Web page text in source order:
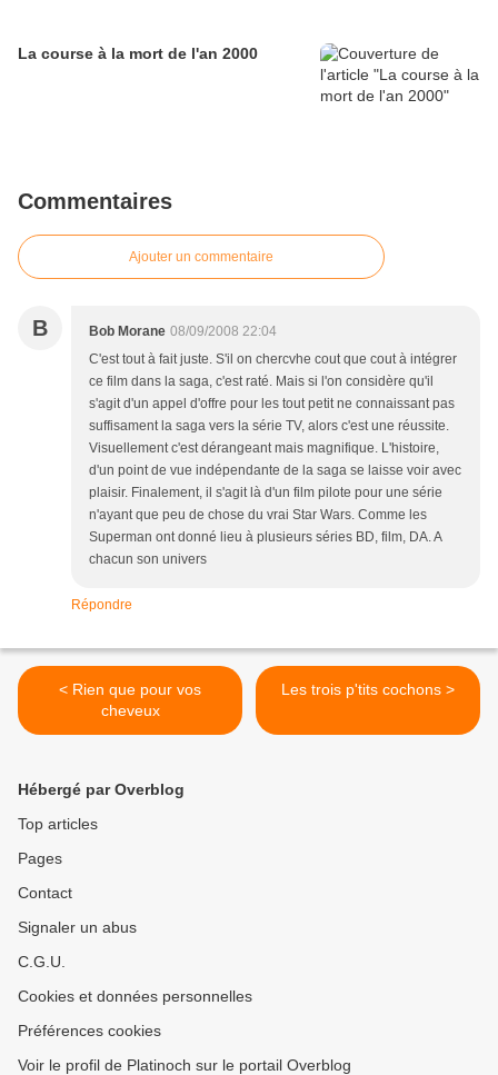
La course à la mort de l'an 2000
Commentaires
Ajouter un commentaire
B Bob Morane 08/09/2008 22:04
C'est tout à fait juste. S'il on chercvhe cout que cout à intégrer
ce film dans la saga, c'est raté. Mais si l'on considère qu'il
s'agit d'un appel d'offre pour les tout petit ne connaissant pas
suffisament la saga vers la série TV, alors c'est une réussite.
Visuellement c'est dérangeant mais magnifique. L'histoire,
d'un point de vue indépendante de la saga se laisse voir avec
plaisir. Finalement, il s'agit là d'un film pilote pour une série
n'ayant que peu de chose du vrai Star Wars. Comme les
Superman ont donné lieu à plusieurs séries BD, film, DA. A
chacun son univers
Répondre
< Rien que pour vos
cheveux
Les trois p'tits cochons >
Hébergé par Overblog
Top articles
Pages
Contact
Signaler un abus
C.G.U.
Cookies et données personnelles
Préférences cookies
Voir le profil de Platinoch sur le portail Overblog